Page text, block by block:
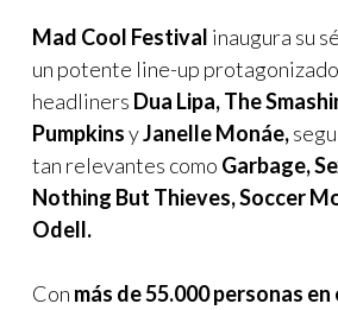
Mad Cool Festival inaugura su
un potente line-up
headliners Dua Lipa, The
PumpkinsyJanelle Monáe,
tan relevantes como Garbage,
Nothing But Thieves, Soccer
Odell.
Con más de 55.000 personas